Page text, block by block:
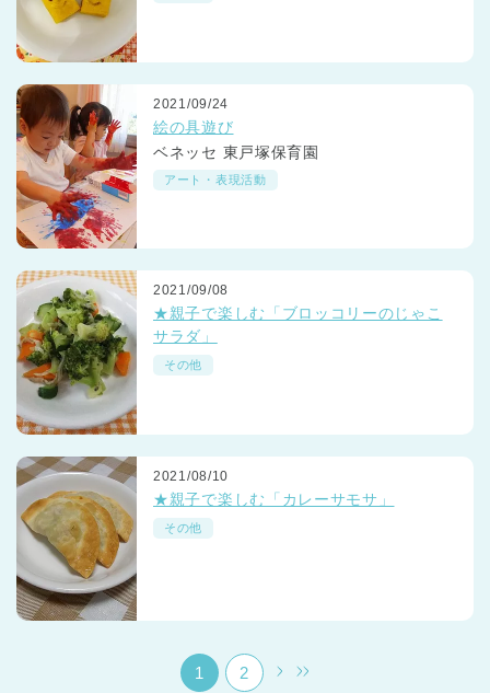
神奈川県 神奈川県 全域
千葉県
兵庫県 兵庫県 全域
2021/09/24
絵の具遊び
ベネッセ 東戸塚保育園
アート・表現活動
2021/09/08
★親子で楽しむ「ブロッコリーのじゃこ
サラダ」
その他
2021/08/10
★親子で楽しむ「カレーサモサ」
その他
1 2